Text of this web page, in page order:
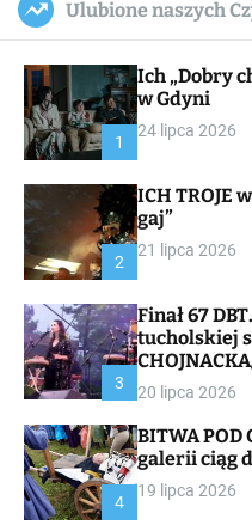
c
a
a
s
W
i
e
Ulubione naszych
1
Ich „Dobry
w Gdyni
24 lipca 2026
2
ICH TROJE
gaj”
21 lipca 2026
3
Finał 67 DBT. Muzyczne anioły na
tucholskiej
20 lipca 2026
4
BITWA POD
galerii ciąg
19 lipca 2026